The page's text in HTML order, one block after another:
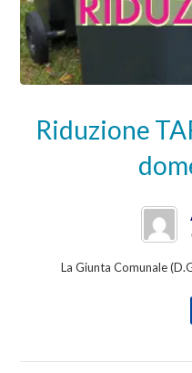
Riduzione
La Giunta Comunale